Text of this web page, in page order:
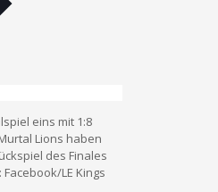
eins mit 1:8
Lions haben
des Finales
LE Kings